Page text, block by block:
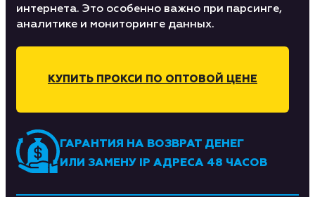
интернета. Это особенно важно при парсинге,
аналитике и мониторинге данных.
КУПИТЬ ПРОКСИ ПО ОПТОВОЙ ЦЕНЕ
ГАРАНТИЯ НА ВОЗВРАТ ДЕНЕГ
ИЛИ ЗАМЕНУ IP АДРЕСА 48 ЧАСОВ